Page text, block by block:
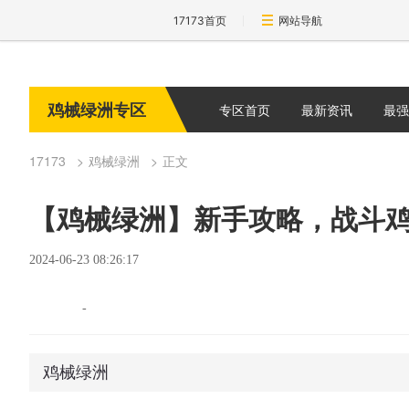
17173首页 网站导航
鸡械绿洲专区 专区首页 最新资讯 最
17173 鸡械绿洲 正文
【鸡械绿洲】新手攻略，战斗
2024-06-23 08:26:17
-
鸡械绿洲